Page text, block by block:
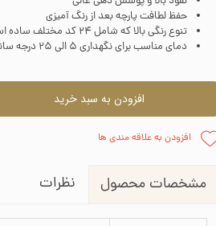
حفظ لطافت پارچه بعد از رنگ آمیزی
تنوع رنگی بالا که شامل 24 کد مختلف ساده است
دمای مناسب برای نگهداری 5 الی 25 درجه سانتیگراد
افزودن به سبد خرید
افزودن به علاقه مندی ها
مشخصات محصول نظرات